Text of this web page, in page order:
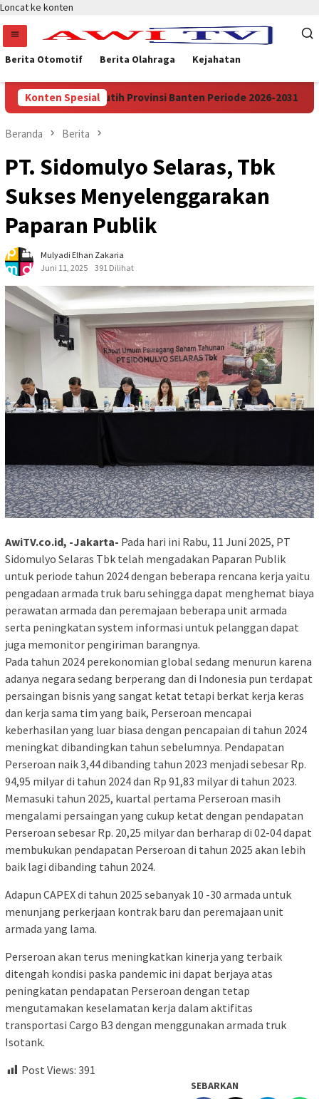
Loncat ke konten
Berita Otomotif Berita Olahraga Kejahatan
Konten Spesial
Merah Putih Provinsi Banten Periode 2026-2031
Beranda Berita
PT. Sidomulyo Selaras, Tbk
Sukses Menyelenggarakan
Paparan Publik
Mulyadi Elhan Zakaria
Juni 11, 2025
391 Dilihat
AwiTV.co.id, -Jakarta- Pada hari ini Rabu, 11 Juni 2025, PT
Sidomulyo Selaras Tbk telah mengadakan Paparan Publik
untuk periode tahun 2024 dengan beberapa rencana kerja yaitu
pengadaan armada truk baru sehingga dapat menghemat biaya
perawatan armada dan peremajaan beberapa unit armada
serta peningkatan system informasi untuk pelanggan dapat
juga memonitor pengiriman barangnya.
Pada tahun 2024 perekonomian global sedang menurun karena
adanya negara sedang berperang dan di Indonesia pun terdapat
persaingan bisnis yang sangat ketat tetapi berkat kerja keras
dan kerja sama tim yang baik, Perseroan mencapai
keberhasilan yang luar biasa dengan pencapaian di tahun 2024
meningkat dibandingkan tahun sebelumnya. Pendapatan
Perseroan naik 3,44 dibanding tahun 2023 menjadi sebesar Rp.
94,95 milyar di tahun 2024 dan Rp 91,83 milyar di tahun 2023.
Memasuki tahun 2025, kuartal pertama Perseroan masih
mengalami persaingan yang cukup ketat dengan pendapatan
Perseroan sebesar Rp. 20,25 milyar dan berharap di 02-04 dapat
membukukan pendapatan Perseroan di tahun 2025 akan lebih
baik lagi dibanding tahun 2024.
Adapun CAPEX di tahun 2025 sebanyak 10 -30 armada untuk
menunjang perkerjaan kontrak baru dan peremajaan unit
armada yang lama.
Perseroan akan terus meningkatkan kinerja yang terbaik
ditengah kondisi paska pandemic ini dapat berjaya atas
peningkatan pendapatan Perseroan dengan tetap
mengutamakan keselamatan kerja dalam aktifitas
transportasi Cargo B3 dengan menggunakan armada truk
Isotank.
Post Views: 391
SEBARKAN